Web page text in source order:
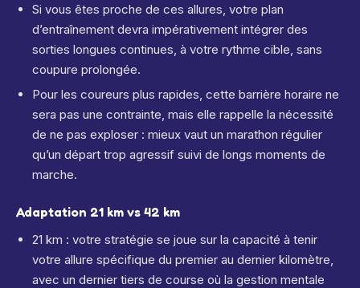
Si vous êtes proche de ces allures, votre plan
d’entraînement devra impérativement intégrer des
sorties longues continues, à votre rythme cible, sans
coupure prolongée.
Pour les coureurs plus rapides, cette barrière horaire ne
sera pas une contrainte, mais elle rappelle la nécessité
de ne pas exploser : mieux vaut un marathon régulier
qu’un départ trop agressif suivi de longs moments de
marche.
Adaptation 21 km vs 42 km
21 km : votre stratégie se joue sur la capacité à tenir
votre allure spécifique du premier au dernier kilomètre,
avec un dernier tiers de course où la gestion mentale